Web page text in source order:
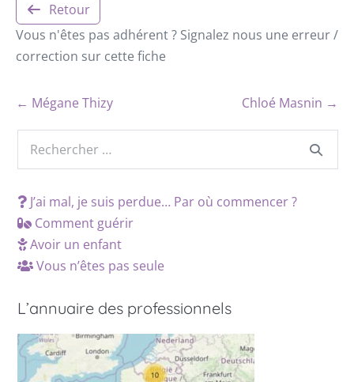
Retour
Vous n'êtes pas adhérent ? Signalez nous une erreur /
correction sur cette fiche
← Mégane Thizy Chloé Masnin →
J’ai mal, je suis perdue… Par où commencer ?
Comment guérir
Avoir un enfant
Vous n’êtes pas seule
L’annuaire des professionnels